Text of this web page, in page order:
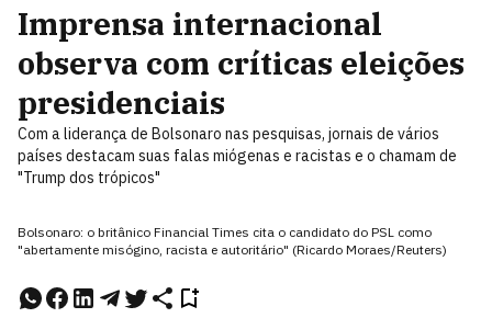
Imprensa internacional
observa com críticas eleições
presidenciais
Com a liderança de Bolsonaro nas pesquisas, jornais de vários
países destacam suas falas miógenas e racistas e o chamam de
"Trump dos trópicos"
Bolsonaro: o britânico Financial Times cita o candidato do PSL como
"abertamente misógino, racista e autoritário" (Ricardo Moraes/Reuters)